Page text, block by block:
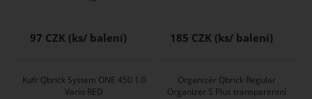
97 CZK 185 CZK
Kufr Qbrick System ONE 450 1.0
Vario RED
Organizér Qbrick Regular
Organizer S Plus transparentní